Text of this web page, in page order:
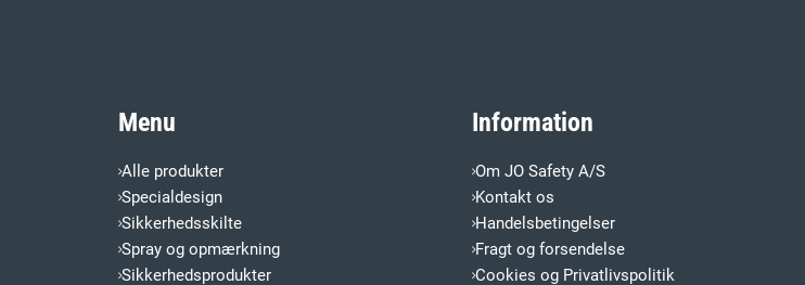
Menu
Alle produkter
Specialdesign
Sikkerhedsskilte
Spray og opmærkning
Sikkerhedsprodukter
Information
Om JO Safety A/S
Kontakt os
Handelsbetingelser
Fragt og forsendelse
Cookies og Privatlivspolitik